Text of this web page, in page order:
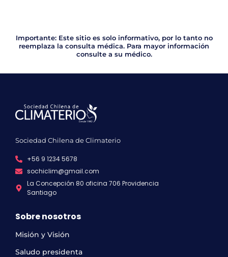
Importante: Este sitio es solo informativo, por lo tanto no
reemplaza la consulta médica. Para mayor información
consulte a su médico.
Sociedad Chilena de Climaterio
+56 9 1234 5678
sochiclim@gmail.com
La Concepción 80 oficina 706 Providencia
Santiago
Sobre nosotros
Misión y Visión
Saludo presidenta